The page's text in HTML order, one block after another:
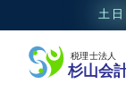
土日